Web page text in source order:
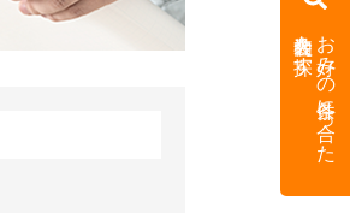
お好みの条件に合った
内装会社を探す